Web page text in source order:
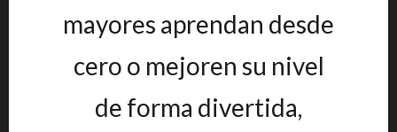
mayores aprendan desde
cero o mejoren su nivel
de forma divertida,